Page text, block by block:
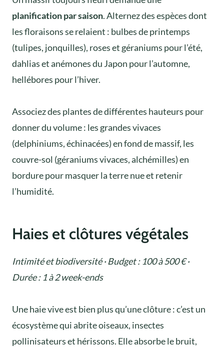
planification par saison. Alternez des espèces dont
les floraisons se relaient : bulbes de printemps
(tulipes, jonquilles), roses et géraniums pour l’été,
dahlias et anémones du Japon pour l’automne,
hellébores pour l’hiver.
Associez des plantes de différentes hauteurs pour
donner du volume : les grandes vivaces
(delphiniums, échinacées) en fond de massif, les
couvre-sol (géraniums vivaces, alchémilles) en
bordure pour masquer la terre nue et retenir
l’humidité.
Haies et clôtures végétales
Intimité et biodiversité · Budget : 100 à 500 € ·
Durée : 1 à 2 week-ends
Une haie vive est bien plus qu’une clôture : c’est un
écosystème qui abrite oiseaux, insectes
pollinisateurs et hérissons. Elle absorbe le bruit,